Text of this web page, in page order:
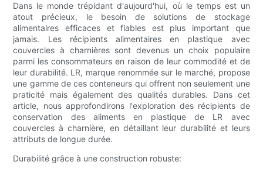
Dans le monde trépidant d'aujourd'hui, où le temps est un
atout précieux, le besoin de solutions de stockage
alimentaires efficaces et fiables est plus important que
jamais. Les récipients alimentaires en plastique avec
couvercles à charnières sont devenus un choix populaire
parmi les consommateurs en raison de leur commodité et de
leur durabilité. LR, marque renommée sur le marché, propose
une gamme de ces conteneurs qui offrent non seulement une
praticité mais également des qualités durables. Dans cet
article, nous approfondirons l'exploration des récipients de
conservation des aliments en plastique de LR avec
couvercles à charnière, en détaillant leur durabilité et leurs
attributs de longue durée.
Durabilité grâce à une construction robuste: